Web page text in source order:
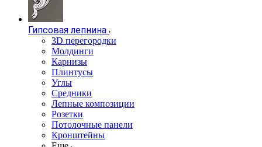
Гипсовая лепнина
3D перегородки
Молдинги
Карнизы
Плинтусы
Углы
Средники
Лепные композиции
Розетки
Потолочные панели
Кронштейны